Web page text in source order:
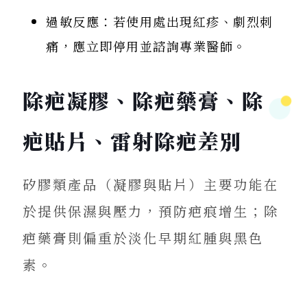
過敏反應：若使用處出現紅疹、劇烈刺
痛，應立即停用並諮詢專業醫師。
除疤凝膠、除疤藥膏、除
疤貼片、雷射除疤差別
矽膠類產品（凝膠與貼片）主要功能在
於提供保濕與壓力，預防疤痕增生；除
疤藥膏則偏重於淡化早期紅腫與黑色
素。